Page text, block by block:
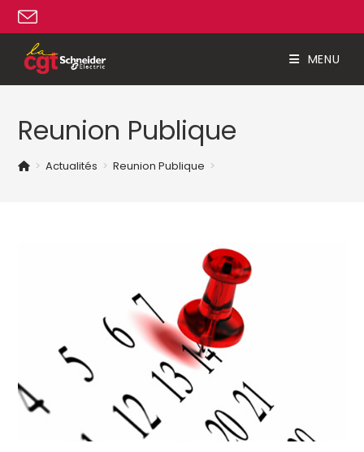
Skip
to
content
MENU
Reunion Publique
> Actualités > Reunion Publique >